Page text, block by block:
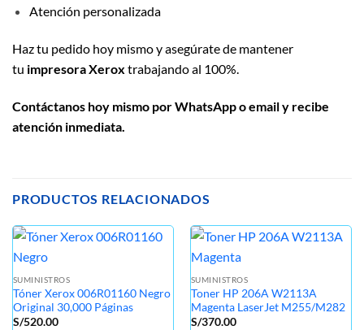
Atención personalizada
Haz tu pedido hoy mismo y asegúrate de mantener
tu impresora Xerox trabajando al 100%.
Contáctanos hoy mismo por WhatsApp o email y recibe
atención inmediata.
PRODUCTOS RELACIONADOS
SUMINISTROS
Tóner Xerox 006R01160 Negro
Original 30,000 Páginas
S/520.00
SUMINISTROS
Toner HP 206A W2113A
Magenta LaserJet M255/M282
S/370.00